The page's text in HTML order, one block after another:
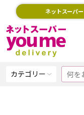
ネットスーパー
カテゴリー